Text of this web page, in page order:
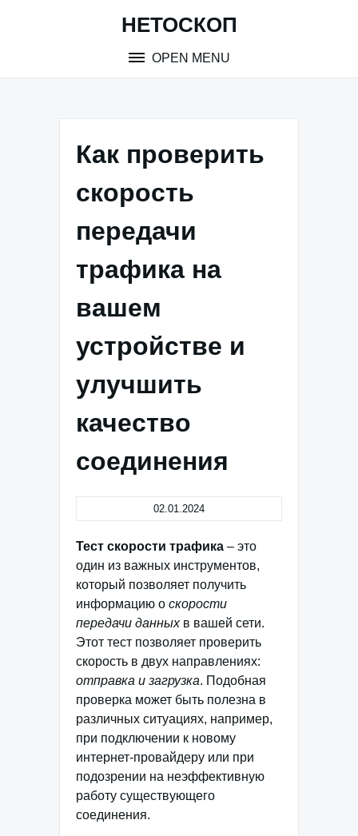
НЕТОСКОП
OPEN MENU
Как проверить
скорость
передачи
трафика на
вашем
устройстве и
улучшить
качество
соединения
02.01.2024
Тест скорости трафика – это
один из важных инструментов,
который позволяет получить
информацию о скорости
передачи данныхв вашей сети.
Этот тест позволяет проверить
скорость в двух направлениях:
отправка и загрузка. Подобная
проверка может быть полезна в
различных ситуациях, например,
при подключении к новому
интернет-провайдеру или при
подозрении на неэффективную
работу существующего
соединения.